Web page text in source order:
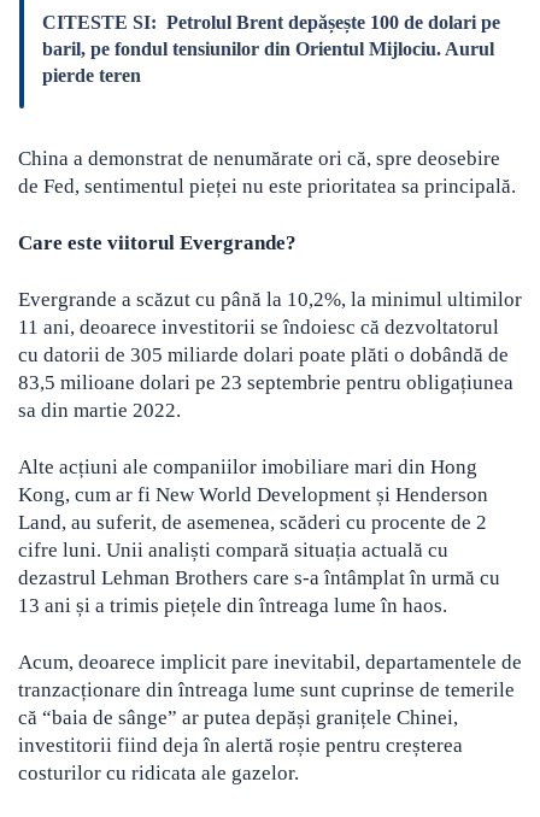
CITESTE SI: Petrolul Brent depășește 100 de dolari pe
baril, pe fondul tensiunilor din Orientul Mijlociu. Aurul
pierde teren
China a demonstrat de nenumărate ori că, spre deosebire
de Fed, sentimentul pieței nu este prioritatea sa principală.
Care este viitorul Evergrande?
Evergrande a scăzut cu până la 10,2%, la minimul ultimilor
11 ani, deoarece investitorii se îndoiesc că dezvoltatorul
cu datorii de 305 miliarde dolari poate plăti o dobândă de
83,5 milioane dolari pe 23 septembrie pentru obligațiunea
sa din martie 2022.
Alte acțiuni ale companiilor imobiliare mari din Hong
Kong, cum ar fi New World Development și Henderson
Land, au suferit, de asemenea, scăderi cu procente de 2
cifre luni. Unii analiști compară situația actuală cu
dezastrul Lehman Brothers care s-a întâmplat în urmă cu
13 ani și a trimis piețele din întreaga lume în haos.
Acum, deoarece implicit pare inevitabil, departamentele de
tranzacționare din întreaga lume sunt cuprinse de temerile
că “baia de sânge” ar putea depăși granițele Chinei,
investitorii fiind deja în alertă roșie pentru creșterea
costurilor cu ridicata ale gazelor.